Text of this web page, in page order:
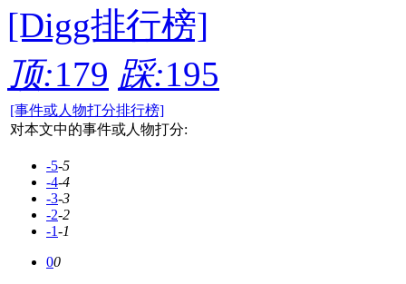
[Digg排行榜]
顶:179 踩:195
[事件或人物打分排行榜]
对本文中的事件或人物打分:
-5-5
-4-4
-3-3
-2-2
-1-1
00